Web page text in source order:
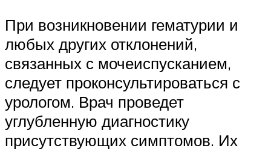
При возникновении гематурии и
любых других отклонений,
связанных с мочеиспусканием,
следует проконсультироваться с
урологом. Врач проведет
углубленную диагностику
присутствующих симптомов. Их